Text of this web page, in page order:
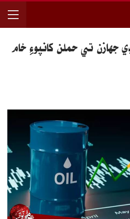
جهازن تي حملن کانپوءِ خام